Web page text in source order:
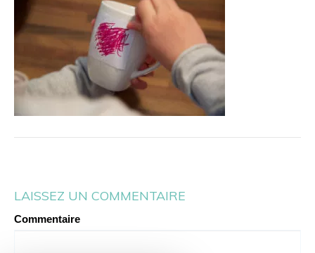
LAISSEZ UN COMMENTAIRE
Commentaire